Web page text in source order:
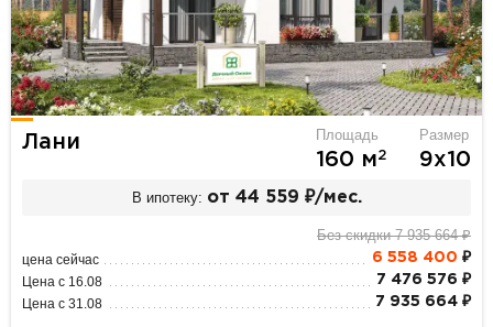
Лани Площадь
160 м2
Размер
9х10
В ипотеку: от 44 559 ₽/мес.
Без скидки 7 935 664 ₽
цена сейчас 6 558 400 ₽
Цена с 16.08 7 476 576 ₽
Цена с 31.08 7 935 664 ₽